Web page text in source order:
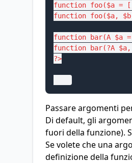
function foo($a
function foo($a,
function bar(A $a
function bar(?A
?>
Passare argomenti
Di default, gli
fuori della funzione).
Se volete che una
definizione della